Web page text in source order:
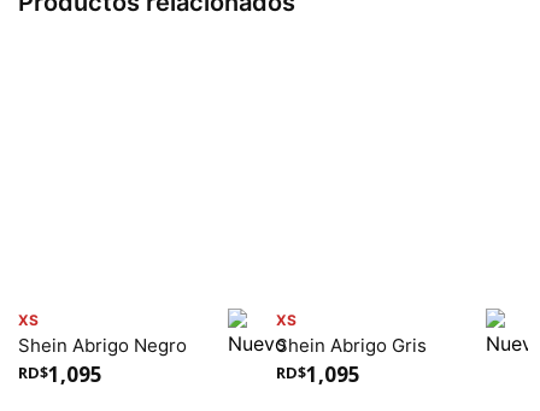
XS
Shein Abrigo Negro
RD$1,095
XS
Shein Abrigo Gris
RD$1,095